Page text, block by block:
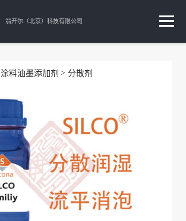
翁开尔（北京）科技有限公司
涂料油墨添加剂 分散剂